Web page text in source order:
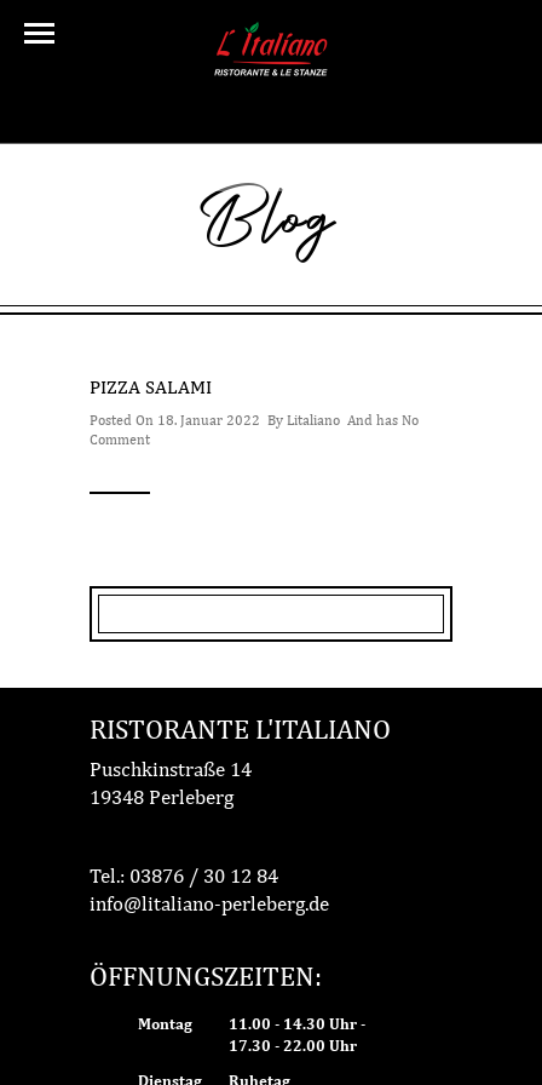
Blog
PIZZA SALAMI
Posted On 18. Januar 2022 By Litaliano And has No
Comment
RISTORANTE L'ITALIANO
Puschkinstraße 14
19348 Perleberg
Tel.: 03876 / 30 12 84
info@litaliano-perleberg.de
ÖFFNUNGSZEITEN:
Montag
11.00 - 14.30 Uhr -
17.30 - 22.00 Uhr
Dienstag
Ruhetag